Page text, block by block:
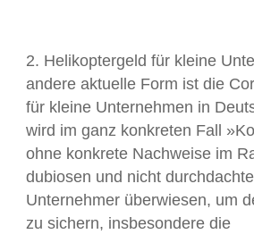
Helikoptergeld für kleine
andere aktuelle Form ist die
für kleine Unternehmen in
wird im ganz konkreten Fall
ohne konkrete Nachweise im
dubiosen und nicht
Unternehmer überwiesen, um
zu sichern, insbesondere die